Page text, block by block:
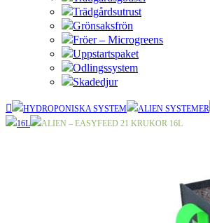
Trädgårdsutrust
Grönsaksfrön
Fröer – Microgreens
Uppstartspaket
Odlingssystem
Skadedjur
HYDROPONISKA SYSTEM ALIEN SYSTEMER
16L
ALIEN – EASYFEED 21 KRUKOR 16L